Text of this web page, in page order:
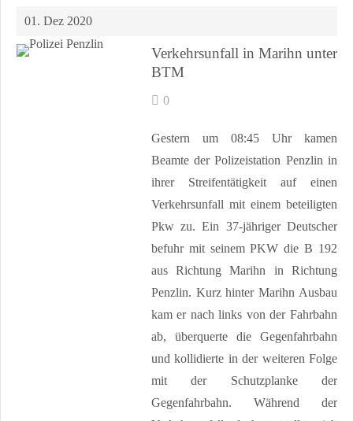
01. Dez 2020
Verkehrsunfall in Marihn unter
BTM
0
Gestern um 08:45 Uhr kamen
Beamte der Polizeistation Penzlin in
ihrer Streifentätigkeit auf einen
Verkehrsunfall mit einem beteiligten
Pkw zu. Ein 37-jähriger Deutscher
befuhr mit seinem PKW die B 192
aus Richtung Marihn in Richtung
Penzlin. Kurz hinter Marihn Ausbau
kam er nach links von der Fahrbahn
ab, überquerte die Gegenfahrbahn
und kollidierte in der weiteren Folge
mit der Schutzplanke der
Gegenfahrbahn. Während der